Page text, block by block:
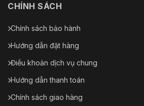
CHÍNH SÁCH
Chính sách bảo hành
Hướng dẫn đặt hàng
Điều khoản dịch vụ chung
Hướng dẫn thanh toán
Chính sách giao hàng